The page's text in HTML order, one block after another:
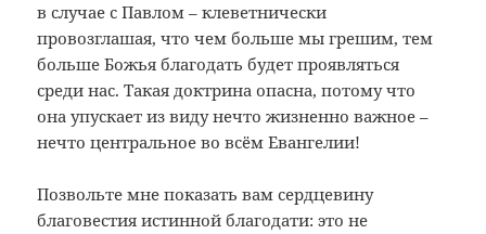
в случае с Павлом – клеветнически
провозглашая, что чем больше мы грешим, тем
больше Божья благодать будет проявляться
среди нас. Такая доктрина опасна, потому что
она упускает из виду нечто жизненно важное –
нечто центральное во всём Евангелии!
Позвольте мне показать вам сердцевину
благовестия истинной благодати: это не